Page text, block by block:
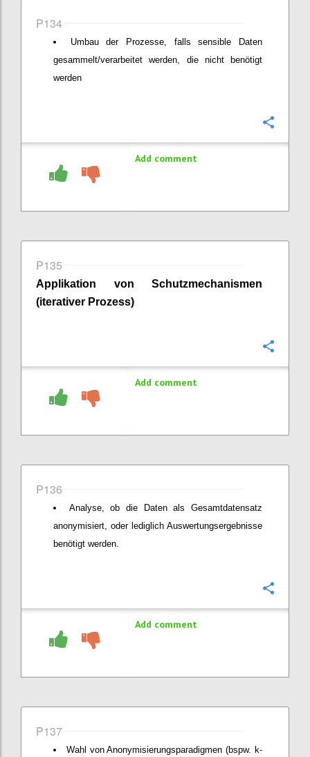
P134
Umbau der Prozesse, falls sensible Daten
gesammelt/verarbeitet werden, die nicht benötigt
werden
Add comment
P135
Applikation von Schutzmechanismen
(iterativer Prozess)
Add comment
P136
Analyse, ob die Daten als Gesamtdatensatz
anonymisiert, oder lediglich Auswertungsergebnisse
benötigt werden.
Add comment
P137
Wahl von Anonymisierungsparadigmen (bspw. k-